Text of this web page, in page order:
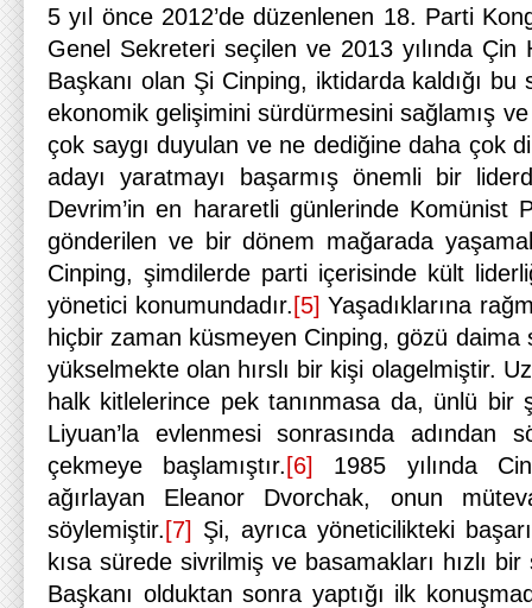
5 yıl önce 2012’de düzenlenen 18. Parti
Genel Sekreteri seçilen ve 2013 yılında Çin
Başkanı olan Şi Cinping, iktidarda kaldığı bu
ekonomik gelişimini sürdürmesini sağlamış
çok saygı duyulan ve ne dediğine daha çok
adayı yaratmayı başarmış önemli bir
Devrim’in en hararetli günlerinde Komünist
gönderilen ve bir dönem mağarada
Cinping, şimdilerde parti içerisinde kült
yönetici konumundadır. [5] Yaşadıklarına
hiçbir zaman küsmeyen Cinping, gözü
yükselmekte olan hırslı bir kişi olagelmiştir.
halk kitlelerince pek tanınmasa da, ünlü bir
Liyuan’la evlenmesi sonrasında adından
çekmeye başlamıştır. [6]
1985 yılında
ağırlayan Eleanor Dvorchak, onun
söylemiştir. [7] Şi, ayrıca yöneticilikteki
kısa sürede sivrilmiş ve basamakları hızlı bir
Başkanı olduktan sonra yaptığı ilk